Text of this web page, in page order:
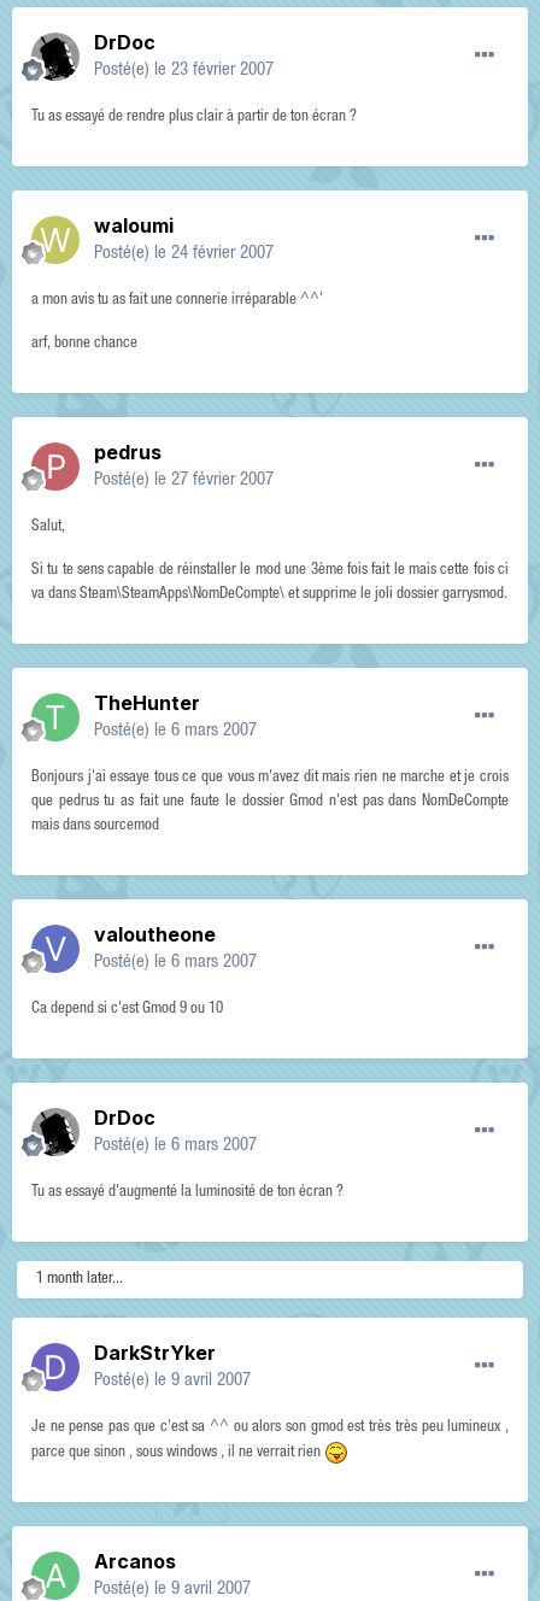
DrDoc
Posté(e) le 23 février 2007
Tu as essayé de rendre plus clair à partir de ton écran ?
waloumi
Posté(e) le 24 février 2007
a mon avis tu as fait une connerie irréparable ^^'
arf, bonne chance
pedrus
Posté(e) le 27 février 2007
Salut,
Si tu te sens capable de réinstaller le mod une 3ème fois fait le mais cette fois ci
va dans Steam\SteamApps\NomDeCompte\ et supprime le joli dossier garrysmod.
TheHunter
Posté(e) le 6 mars 2007
Bonjours j'ai essaye tous ce que vous m'avez dit mais rien ne marche et je crois
que pedrus tu as fait une faute le dossier Gmod n'est pas dans NomDeCompte
mais dans sourcemod
valoutheone
Posté(e) le 6 mars 2007
Ca depend si c'est Gmod 9 ou 10
DrDoc
Posté(e) le 6 mars 2007
Tu as essayé d'augmenté la luminosité de ton écran ?
1 month later...
DarkStrYker
Posté(e) le 9 avril 2007
Je ne pense pas que c'est sa ^^ ou alors son gmod est très très peu lumineux ,
parce que sinon , sous windows , il ne verrait rien
Arcanos
Posté(e) le 9 avril 2007